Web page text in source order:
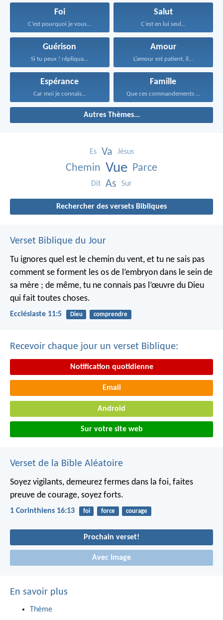
Foi
C’est pourquoi je vous...
Salut
C’est en lui seul...
Guérison
Si tu peux ! répliqua...
Amour
L’amour est patient, il...
Espérance
Car moi je connais...
Famille
Que ces commandements que...
Autres Thèmes...
Es Va Jésus
Chemin Vue Parce
Dit As Sur
Rechercher des versets Bibliques
Verset Biblique du Jour
Tu ignores quel est le chemin du vent, et tu ne sais pas
comment se forment les os de l’embryon dans le sein de
sa mère ; de même, tu ne connais pas l’œuvre du Dieu
qui fait toutes choses.
Ecclésiaste 11:5 Dieu comprendre
Recevoir chaque jour un verset Biblique:
Notification quotidienne
Email
Android
Sur votre site web
Verset de la Bible Aléatoire
Soyez vigilants, demeurez fermes dans la foi, faites
preuve de courage, soyez forts.
1 Corinthiens 16:13 foi force courage
Prochain verset!
Avec Image
En savoir plus
Thème